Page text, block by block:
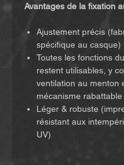
Avantages de la fixation
Ajustement précis
spécifique au casque)
Toutes les fonctions
restent utilisables, y
ventilation au menton
mécanisme rabattable
Léger & robuste
résistant aux
UV)